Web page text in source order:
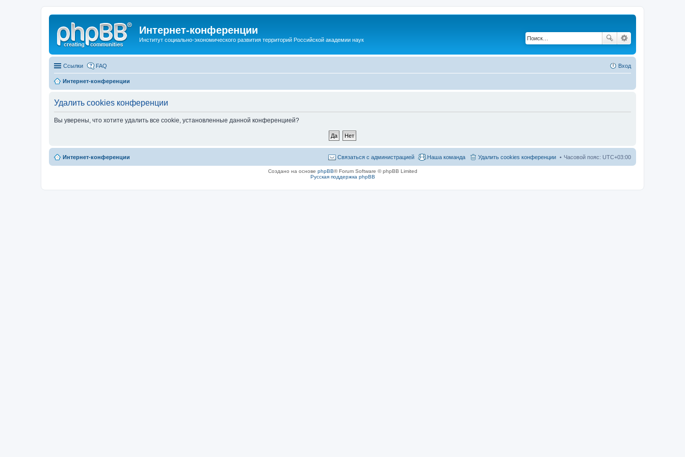
Интернет-конференции
Институт социально-экономического развития территорий Российской академии наук
Ссылки FAQ Вход
Интернет-конференции
Удалить cookies конференции
Вы уверены, что хотите удалить все cookie, установленные данной конференцией?
Интернет-конференции Часовой пояс: UTC+03:00
Удалить cookies конференции
Наша команда
Связаться с администрацией
Создано на основе phpBB® Forum Software © phpBB Limited
Русская поддержка phpBB